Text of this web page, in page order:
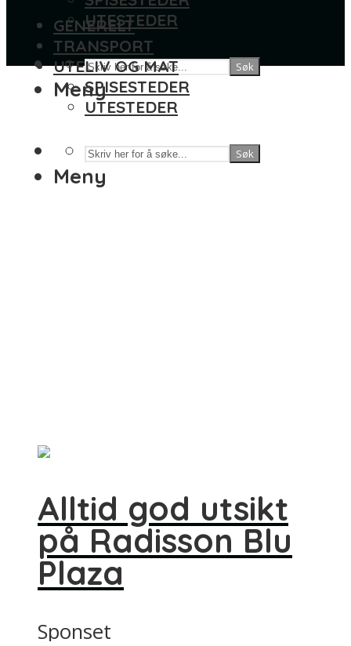
UTESTEDER
Søk
Meny
GENERELT
TRANSPORT
UTELIV OG MAT
SPISESTEDER
UTESTEDER
Søk
Meny
Alltid god utsikt
på Radisson Blu
Plaza
Sponset